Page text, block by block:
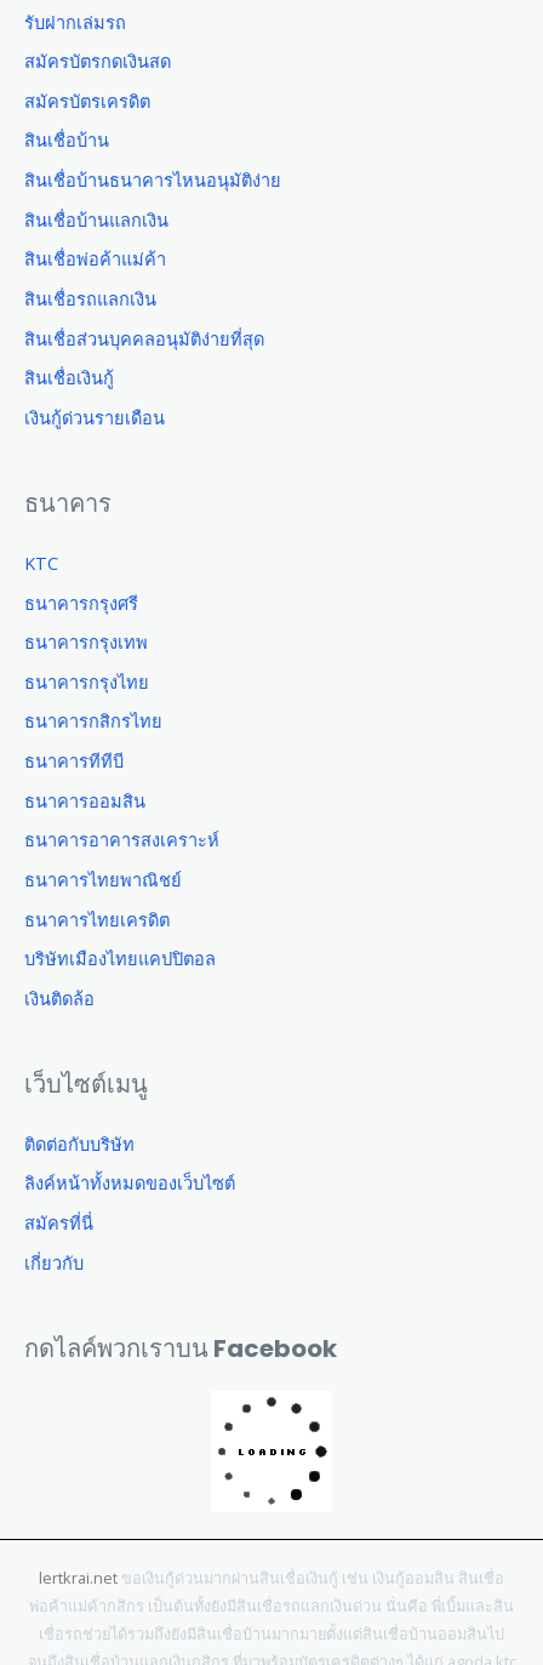
รับฝากเล่มรถ
สมัครบัตรกดเงินสด
สมัครบัตรเครดิต
สินเชื่อบ้าน
สินเชื่อบ้านธนาคารไหนอนุมัติง่าย
สินเชื่อบ้านแลกเงิน
สินเชื่อพ่อค้าแม่ค้า
สินเชื่อรถแลกเงิน
สินเชื่อส่วนบุคคลอนุมัติง่ายที่สุด
สินเชื่อเงินกู้
เงินกู้ด่วนรายเดือน
ธนาคาร
KTC
ธนาคารกรุงศรี
ธนาคารกรุงเทพ
ธนาคารกรุงไทย
ธนาคารกสิกรไทย
ธนาคารทีทีบี
ธนาคารออมสิน
ธนาคารอาคารสงเคราะห์
ธนาคารไทยพาณิชย์
ธนาคารไทยเครดิต
บริษัทเมืองไทยแคปปิตอล
เงินติดล้อ
เว็บไซต์เมนู
ติดต่อกับบริษัท
ลิงค์หน้าทั้งหมดของเว็บไซต์
สมัครที่นี่
เกี่ยวกับ
กดไลค์พวกเราบน Facebook
lertkrai.net ขอเงินกู้ด่วนมากผ่านสินเชื่อเงินกู้ เช่น เงินกู้ออมสิน สินเชื่อ
พ่อค้าแม่ค้ากสิกร เป็นต้นทั้งยังมีสินเชื่อรถแลกเงินด่วน นั่นคือ พี่เบิ้มและสิน
เชื่อรถช่วยได้รวมถึงยังมีสินเชื่อบ้านมากมายตั้งแต่สินเชื่อบ้านออมสินไป